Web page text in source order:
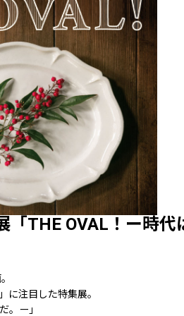
THE OVAL！ー時代
に注目した特集展。
。ー」